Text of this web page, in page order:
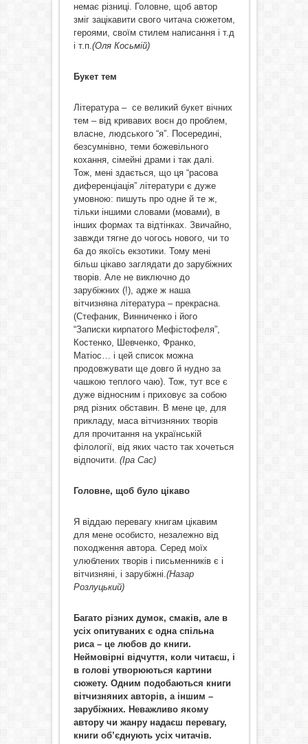
немає різниці. Головне, щоб автор
зміг зацікавити свого читача сюжетом,
героями, своїм стилем написання і т.д
і т.п.(Оля Косьмій)
Букет тем
Література – се великий букет вічних
тем – від кривавих воєн до проблем,
власне, людського “я”. Посередині,
безсумнівно, теми божевільного
кохання, сімейні драми і так далі.
Тож, мені здається, що ця “расова
диференціація” літератури є дуже
умовною: пишуть про одне й те ж,
тільки іншими словами (мовами), в
інших формах та відтінках. Звичайно,
завжди тягне до чогось нового, чи то
ба до якоїсь екзотики. Тому мені
більш цікаво заглядати до зарубіжних
творів. Але не виключно до
зарубіжних (!), адже ж наша
вітчизняна література – прекрасна.
(Стефаник, Винниченко і його
“Записки кирпатого Мефістофеля”,
Костенко, Шевченко, Франко,
Матіос… і цей список можна
продовжувати ще довго й нудно за
чашкою теплого чаю). Тож, тут все є
дуже відносним і приховує за собою
ряд різних обставин. В мене це, для
прикладу, маса вітчизняних творів
для прочитання на українській
філології, від яких часто так хочеться
відпочити. (Іра Сас)
Головне, щоб було цікаво
Я віддаю перевагу книгам цікавим
для мене особисто, незалежно від
походження автора. Серед моїх
улюблених творів і письменників є і
вітчизняні, і зарубіжні.(Назар
Розлуцький)
Багато різних думок, смаків, але в
усіх опитуваних є одна спільна
риса – це любов до книги.
Неймовірні відчуття, коли читаєш, і
в голові утворюються картини
сюжету. Одним подобаються книги
вітчизняних авторів, а іншим –
зарубіжних. Неважливо якому
автору чи жанру надаєш перевагу,
книги об’єднують усіх читачів.